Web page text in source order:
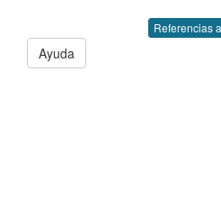
Referencias
Ayuda